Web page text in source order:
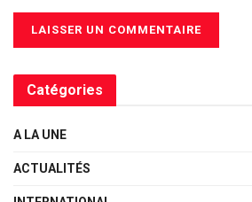
Catégories
A LA UNE
ACTUALITÉS